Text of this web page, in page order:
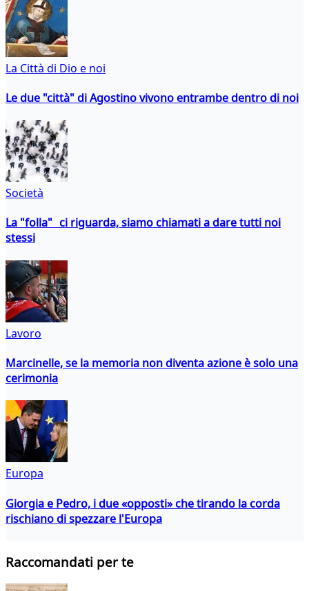
La Città di Dio e noi
Le due "città" di Agostino vivono entrambe dentro di noi
Società
La "folla" ci riguarda, siamo chiamati a dare tutti noi
stessi
Lavoro
Marcinelle, se la memoria non diventa azione è solo una
cerimonia
Europa
Giorgia e Pedro, i due «opposti» che tirando la corda
rischiano di spezzare l'Europa
Raccomandati per te